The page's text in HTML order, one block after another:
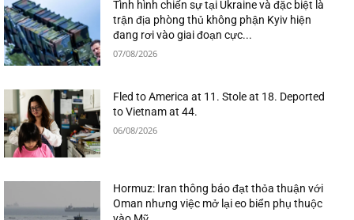
Tình hình chiến sự tại Ukraine và đặc biệt là
trận địa phòng thủ không phận Kyiv hiện
đang rơi vào giai đoạn cực...
07/08/2026
Fled to America at 11. Stole at 18. Deported
to Vietnam at 44.
06/08/2026
Hormuz: Iran thông báo đạt thỏa thuận với
Oman nhưng việc mở lại eo biển phụ thuộc